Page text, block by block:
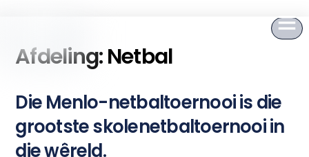
Afdeling:Netbal
Die Menlo-netbaltoernooi is die
grootste skolenetbaltoernooi in
die wêreld.